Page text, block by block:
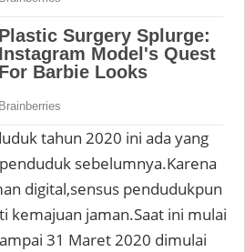
tahun 2020 ini ada yang
sebelumnya.Karena
digital,sensus pendudukpun
kemajuan jaman.Saat ini mulai
31 Maret 2020 dimulai